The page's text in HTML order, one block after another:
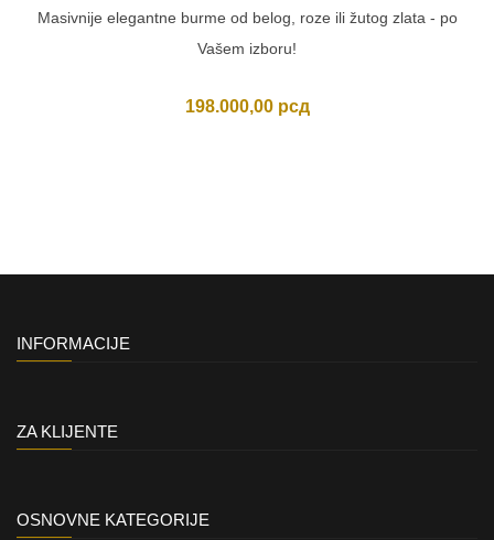
Masivnije elegantne burme od belog, roze ili žutog zlata - po
Vašem izboru!
198.000,00 рсд
INFORMACIJE
ZA KLIJENTE
OSNOVNE KATEGORIJE